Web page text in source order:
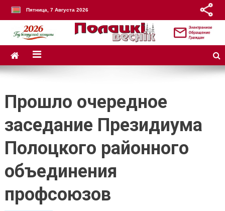
Пятница, 7 Августа 2026
Прошло очередное
заседание Президиума
Полоцкого районного
объединения
профсоюзов